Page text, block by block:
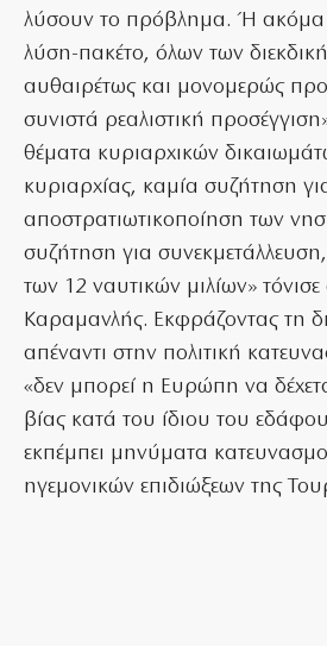
λύσουν το πρόβλημα. Ή ακόμα
λύση-πακέτο, όλων των
αυθαιρέτως και μονομερώς
συνιστά ρεαλιστική
θέματα κυριαρχικών
κυριαρχίας, καμία συζήτηση
αποστρατιωτικοποίηση των
συζήτηση για
των 12 ναυτικών μιλίων»
Καραμανλής. Εκφράζοντας τη
απέναντι στην πολιτική
«δεν μπορεί η Ευρώπη να
βίας κατά του ίδιου του
εκπέμπει μηνύματα
ηγεμονικών επιδιώξεων της